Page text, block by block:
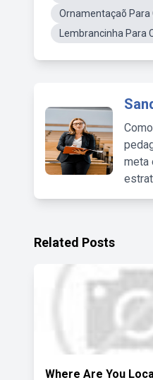
Ornamentaçaõ Para
Lembrancinha Para
meta
Related Posts
Where Are You